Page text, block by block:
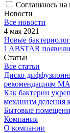
Соглашаюсь
Новости
Все новости
4 мая 2021
Новые
LABSTAR
Статьи
Все статьи
Диско-
рекомендациям
Как бактерии
механизм деления
Бытовые
Компания
О компании